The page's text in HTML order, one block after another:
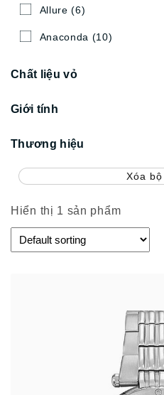
Allure (6)
Anaconda (10)
Chất liệu vỏ
Giới tính
Thương hiệu
Xóa
Hiển thị 1 sản phẩm